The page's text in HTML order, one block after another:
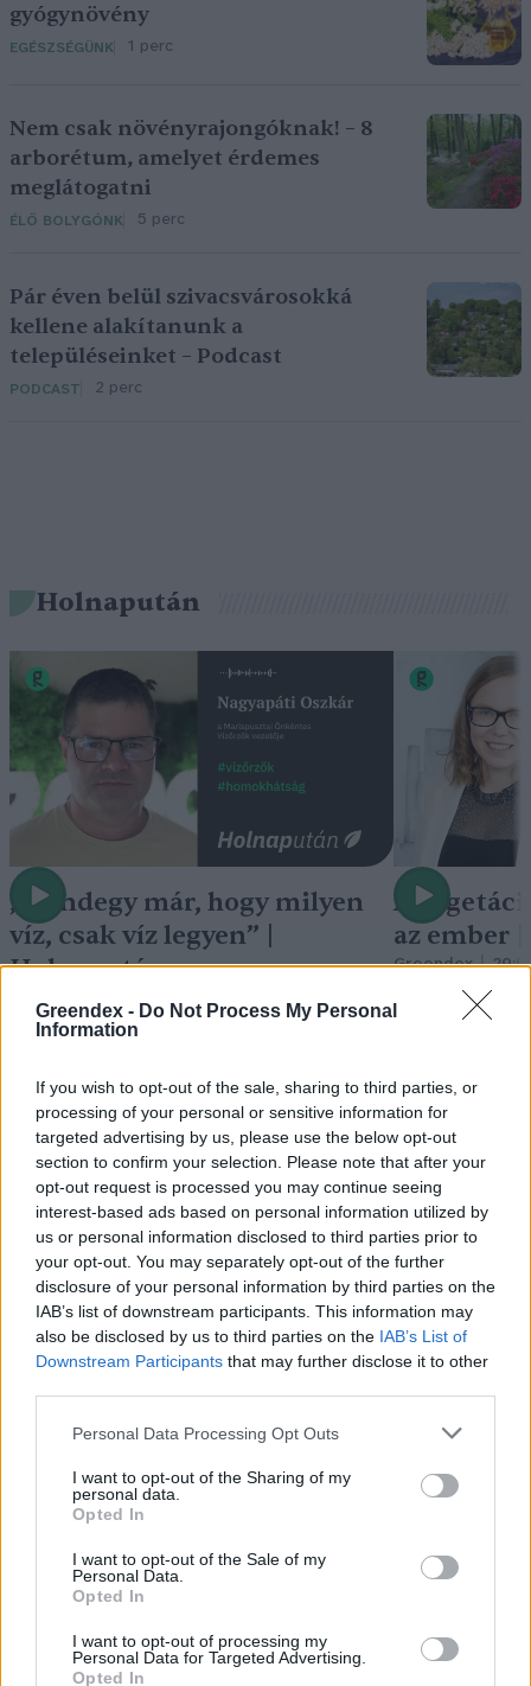
Greendex - Do Not Process My Personal
Information
If you wish to opt-out of the sale, sharing to third parties, or
processing of your personal or sensitive information for
targeted advertising by us, please use the below opt-out
section to confirm your selection. Please note that after your
opt-out request is processed you may continue seeing
interest-based ads based on personal information utilized by
us or personal information disclosed to third parties prior to
your opt-out. You may separately opt-out of the further
disclosure of your personal information by third parties on the
IAB’s list of downstream participants. This information may
also be disclosed by us to third parties on the IAB’s List of
Downstream Participants that may further disclose it to other
Personal Data Processing Opt Outs
I want to opt-out of the Sharing of my
personal data.
Opted In
I want to opt-out of the Sale of my
Personal Data.
Opted In
I want to opt-out of processing my
Personal Data for Targeted Advertising.
Opted In
gyógynövény
EGÉSZSÉGÜNK 1 perc
Nem csak növényrajongóknak! – 8
arborétum, amelyet érdemes
meglátogatni
ÉLŐ BOLYGÓNK 5 perc
Pár éven belül szivacsvárosokká
kellene alakítanunk a
településeinket – Podcast
PODCAST 2 perc
Holnapután
„Mindegy már, hogy milyen
víz, csak víz legyen” |
Holnapután
A
az ember
Greendex
Cickafark – Az évezredek óta
ismert gyógynövény
Börzsey Barbara 1 perc